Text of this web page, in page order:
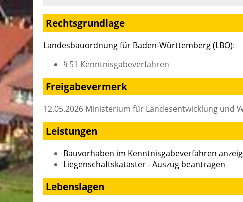
Rechtsgrundlage
Landesbauordnung für Baden-Württemberg (LBO):
§ 51 Kenntnisgabeverfahren
Freigabevermerk
12.05.2026 Ministerium für Landesentwicklung und
Leistungen
Bauvorhaben im Kenntnisgabeverfahren
Liegenschaftskataster - Auszug beantragen
Lebenslagen